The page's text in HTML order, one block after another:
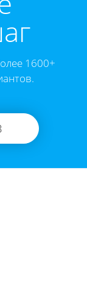
1600+